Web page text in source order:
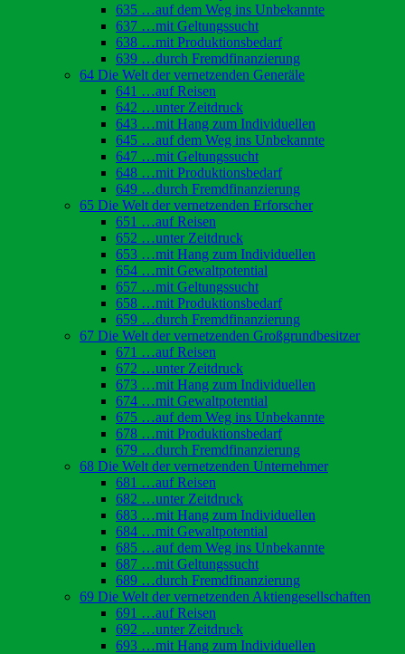
635 …auf dem Weg ins Unbekannte
637 …mit Geltungssucht
638 …mit Produktionsbedarf
639 …durch Fremdfinanzierung
64 Die Welt der vernetzenden Generäle
641 …auf Reisen
642 …unter Zeitdruck
643 …mit Hang zum Individuellen
645 …auf dem Weg ins Unbekannte
647 …mit Geltungssucht
648 …mit Produktionsbedarf
649 …durch Fremdfinanzierung
65 Die Welt der vernetzenden Erforscher
651 …auf Reisen
652 …unter Zeitdruck
653 …mit Hang zum Individuellen
654 …mit Gewaltpotential
657 …mit Geltungssucht
658 …mit Produktionsbedarf
659 …durch Fremdfinanzierung
67 Die Welt der vernetzenden Großgrundbesitzer
671 …auf Reisen
672 …unter Zeitdruck
673 …mit Hang zum Individuellen
674 …mit Gewaltpotential
675 …auf dem Weg ins Unbekannte
678 …mit Produktionsbedarf
679 …durch Fremdfinanzierung
68 Die Welt der vernetzenden Unternehmer
681 …auf Reisen
682 …unter Zeitdruck
683 …mit Hang zum Individuellen
684 …mit Gewaltpotential
685 …auf dem Weg ins Unbekannte
687 …mit Geltungssucht
689 …durch Fremdfinanzierung
69 Die Welt der vernetzenden Aktiengesellschaften
691 …auf Reisen
692 …unter Zeitdruck
693 …mit Hang zum Individuellen